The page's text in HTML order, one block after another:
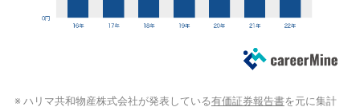
※ ハリマ共和物産株式会社が発表している有価証券報告書を元に集計